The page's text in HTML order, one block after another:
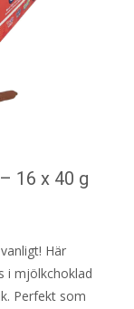
16 x 40 g
Här
i mjölkchoklad
Perfekt som